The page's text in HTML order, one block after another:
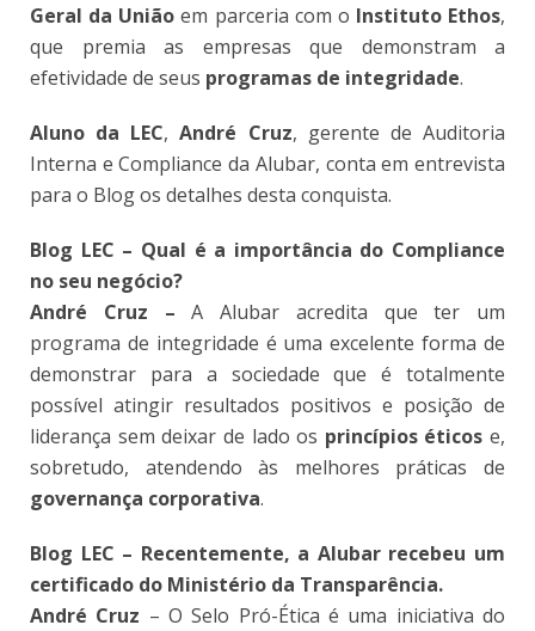
Geral da Uniãoem parceria com o Instituto Ethos,
que premia as empresas que demonstram a
efetividade de seus programas de integridade.
Aluno da LEC,André Cruz, gerente de Auditoria
Interna e Compliance da Alubar, conta em entrevista
para o Blog os detalhes desta conquista.
Blog LEC – Qual é a importância do Compliance
no seu negócio?
André Cruz – A Alubar acredita que ter um
programa de integridade é uma excelente forma de
demonstrar para a sociedade que é totalmente
possível atingir resultados positivos e posição de
liderança sem deixar de lado os princípios éticos e,
sobretudo, atendendo às melhores práticas de
governança corporativa.
Blog LEC – Recentemente, a Alubar recebeu um
certificado do Ministério da Transparência.
André Cruz – O Selo Pró-Ética é uma iniciativa do